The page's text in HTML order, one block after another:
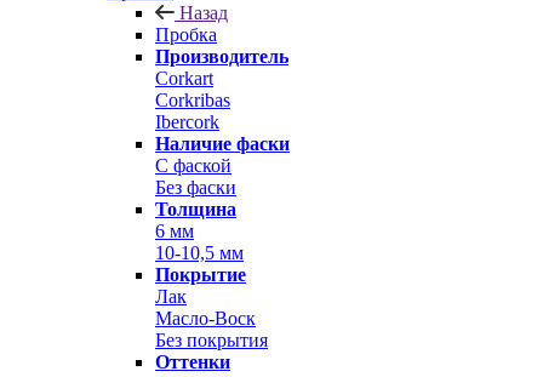
Назад
Пробка
Производитель
Corkart
Corkribas
Ibercork
Наличие фаски
С фаской
Без фаски
Толщина
6 мм
10-10,5 мм
Покрытие
Лак
Масло-Воск
Без покрытия
Оттенки